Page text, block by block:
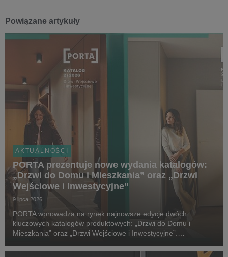
Powiązane artykuły
AKTUALNOŚCI
PORTA prezentuje nowe wydania katalogów:
„Drzwi do Domu i Mieszkania” oraz „Drzwi
Wejściowe i Inwestycyjne”
9 lipca 2026
PORTA wprowadza na rynek najnowsze edycje dwóch
kluczowych katalogów produktowych: „Drzwi do Domu i
Mieszkania” oraz „Drzwi Wejściowe i Inwestycyjne”.
rozwiązania techniczne i elementy wyposażenia, które